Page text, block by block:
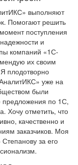
выполняют
Помогают решить
поступления
и
компаний «1С-
их своим
плодотворно
уже на
были
по 1С,
Хочу отметить, что
качественно и
заказчиков. Моя
за его